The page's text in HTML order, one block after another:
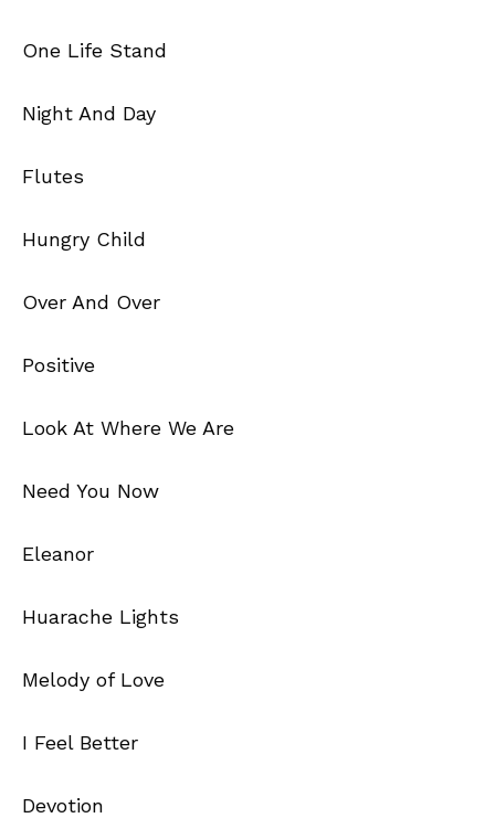
One Life Stand
Night And Day
Flutes
Hungry Child
Over And Over
Positive
Look At Where We Are
Need You Now
Eleanor
Huarache Lights
Melody of Love
I Feel Better
Devotion